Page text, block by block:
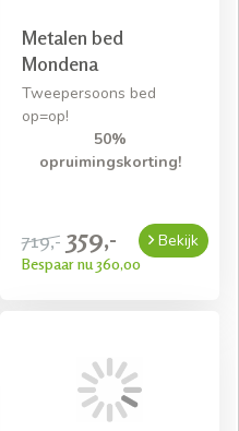
Metalen bed
Mondena
Tweepersoons bed
op=op!
50%
opruimingskorting!
719,- 359,-
Bespaar nu 360,00
Bekijk